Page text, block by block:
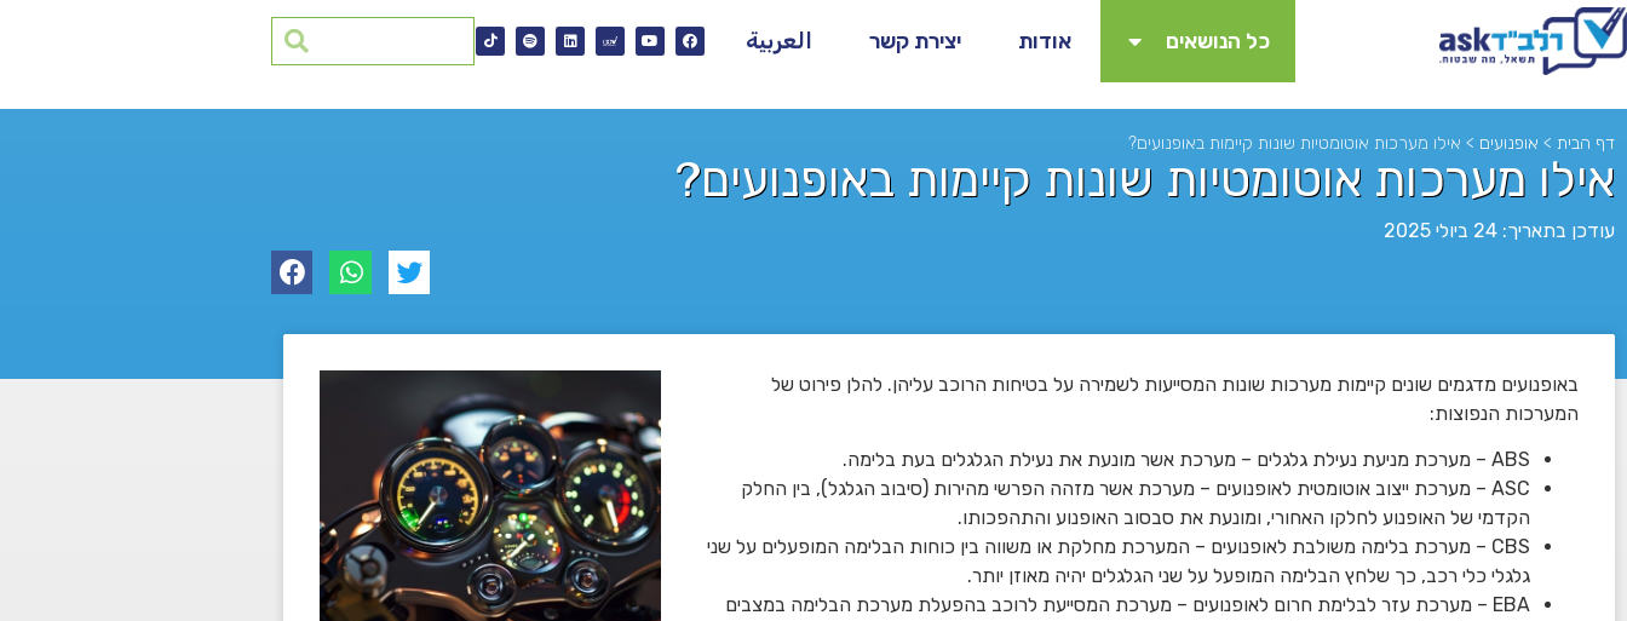
כל הנושאים אודות יצירת קשר العربية
דף הבית > אופנועים > אילו מערכות אוטומטיות שונות קיימות באופנועים?
אילו מערכות אוטומטיות שונות קיימות באופנועים?
עודכן בתאריך: 24 ביולי 2025
לא
באופנועים מדגמים שונים קיימות מערכות שונות המסייעות לשמירה על בטיחות הרוכב עליהן. להלן פירוט של
המערכות הנפוצות:
ABS – מערכת מניעת נעילת גלגלים – מערכת אשר מונעת את נעילת הגלגלים בעת בלימה.
ASC – מערכת ייצוב אוטומטית לאופנועים – מערכת אשר מזהה הפרשי מהירות (סיבוב הגלגל), בין החלק
הקדמי של האופנוע לחלקו האחורי, ומונעת את סבסוב האופנוע והתהפכותו.
CBS – מערכת בלימה משולבת לאופנועים – המערכת מחלקת או משווה בין כוחות הבלימה המופעלים על שני
גלגלי כלי רכב, כך שלחץ הבלימה המופעל על שני הגלגלים יהיה מאוזן יותר.
EBA – מערכת עזר לבלימת חרום לאופנועים – מערכת המסייעת לרוכב בהפעלת מערכת הבלימה במצבים